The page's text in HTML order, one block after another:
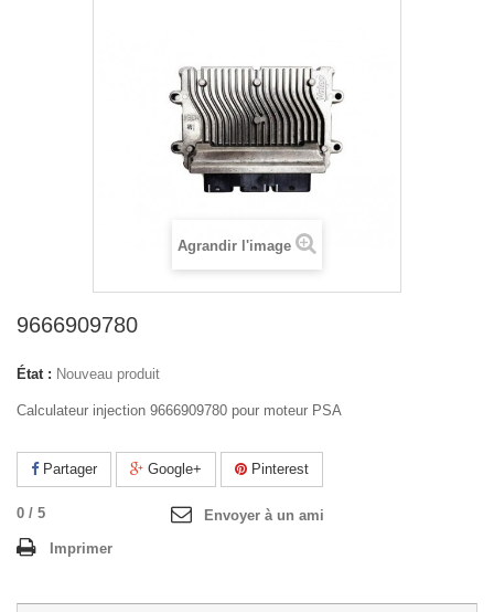
Agrandir l'image
9666909780
État : Nouveau produit
Calculateur injection 9666909780 pour moteur PSA
Partager Google+ Pinterest
0 / 5
Envoyer à un ami
Imprimer